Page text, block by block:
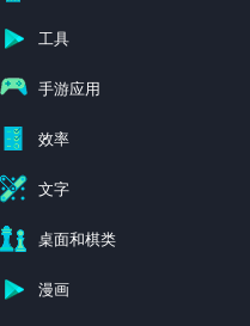
工具
手游应用
效率
文字
桌面和棋类
漫画